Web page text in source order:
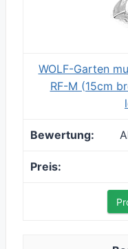
WOLF-Garten
RF-M (15cm